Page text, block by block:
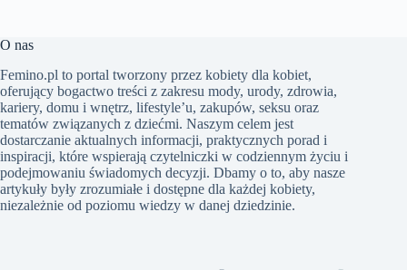
O nas
Femino.pl to portal tworzony przez kobiety dla kobiet,
oferujący bogactwo treści z zakresu mody, urody, zdrowia,
kariery, domu i wnętrz, lifestyle’u, zakupów, seksu oraz
tematów związanych z dziećmi. Naszym celem jest
dostarczanie aktualnych informacji, praktycznych porad i
inspiracji, które wspierają czytelniczki w codziennym życiu i
podejmowaniu świadomych decyzji. Dbamy o to, aby nasze
artykuły były zrozumiałe i dostępne dla każdej kobiety,
niezależnie od poziomu wiedzy w danej dziedzinie.